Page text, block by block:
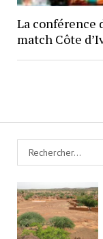
La conférence
match Côte